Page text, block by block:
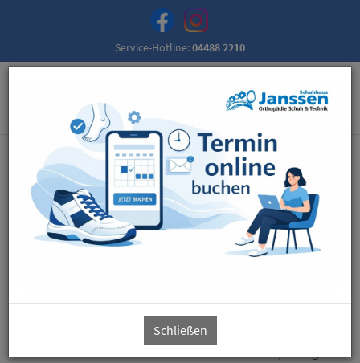
Service-Hotline:04488 2210
Schuhhaus Janssen Orthopädie Schuh &
Technik
Besuchen Sie uns und überzeugen Sie sich von unserem
umfangreichen Sortiment und unserer qualifizierten
Unsere große Auswahl an Schuhen für jedes Alter und unser
freundliches Team garantiert Ihnen einen entspannten und
zufriedenen Einkauf und den damit verbundenen, richtigen
Schließen